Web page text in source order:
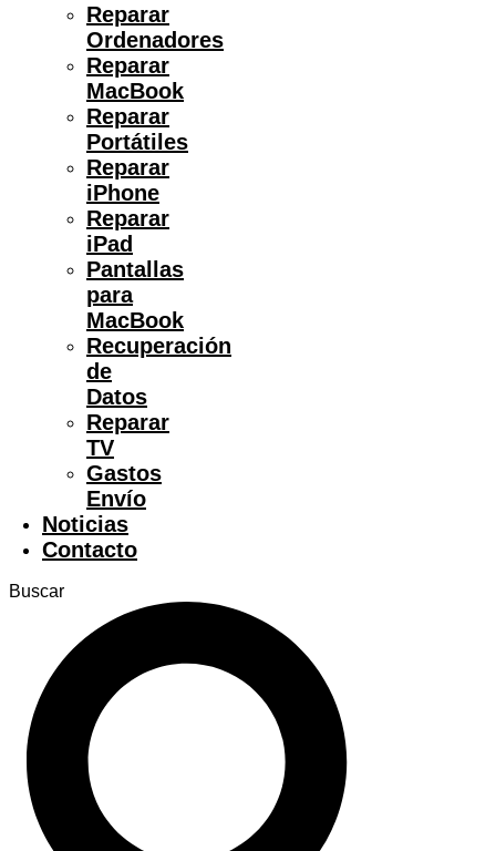
Reparar
Ordenadores
Reparar
MacBook
Reparar
Portátiles
Reparar
iPhone
Reparar
iPad
Pantallas
para
MacBook
Recuperación
de
Datos
Reparar
TV
Gastos
Envío
Noticias
Contacto
Buscar